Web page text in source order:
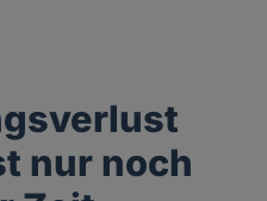
nur noch